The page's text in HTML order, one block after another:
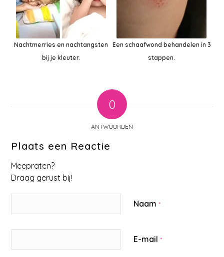
Nachtmerries en nachtangsten
bij je kleuter.
Een schaafwond behandelen in 3
stappen.
0
ANTWOORDEN
Plaats een Reactie
Meepraten?
Draag gerust bij!
Naam*
E-mail*